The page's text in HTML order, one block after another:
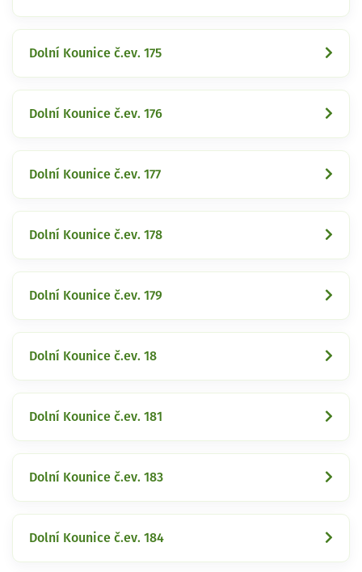
Dolní Kounice č.ev. 175
Dolní Kounice č.ev. 176
Dolní Kounice č.ev. 177
Dolní Kounice č.ev. 178
Dolní Kounice č.ev. 179
Dolní Kounice č.ev. 18
Dolní Kounice č.ev. 181
Dolní Kounice č.ev. 183
Dolní Kounice č.ev. 184